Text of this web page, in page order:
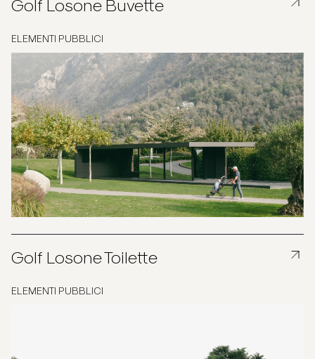
Golf Losone Buvette
ELEMENTI PUBBLICI
Golf Losone Toilette
ELEMENTI PUBBLICI